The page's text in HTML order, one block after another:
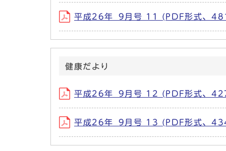
平成26年_9月号 11 (PDF形式、
健康だより
平成26年_9月号 12 (PDF形式、
平成26年_9月号 13 (PDF形式、